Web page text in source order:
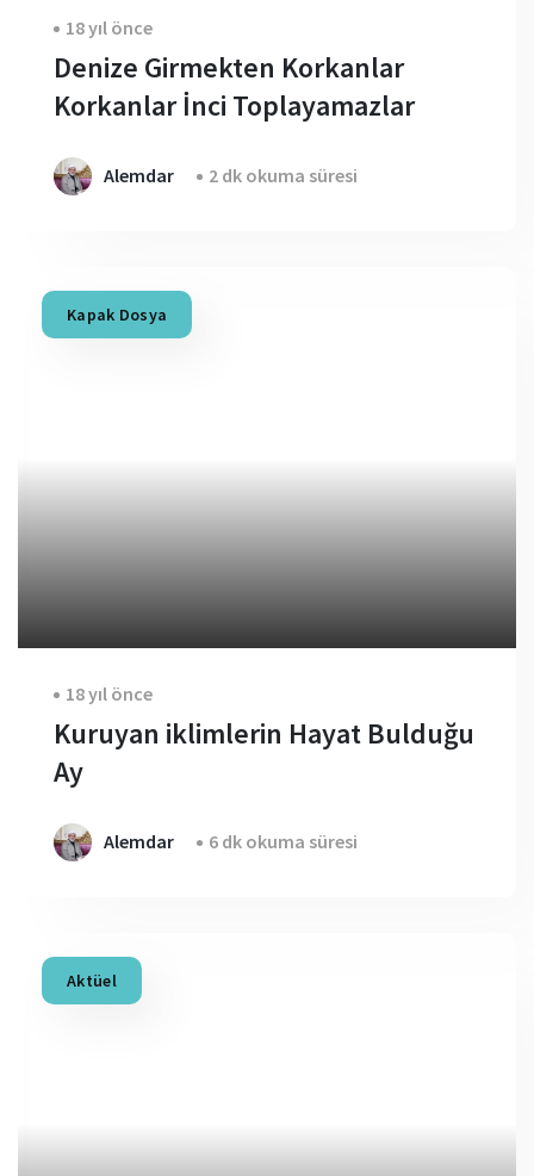
18 yıl önce
Denize Girmekten Korkanlar
Korkanlar İnci Toplayamazlar
Alemdar 2 dk okuma süresi
Kapak Dosya
18 yıl önce
Kuruyan iklimlerin Hayat Bulduğu
Ay
Alemdar 6 dk okuma süresi
Aktüel